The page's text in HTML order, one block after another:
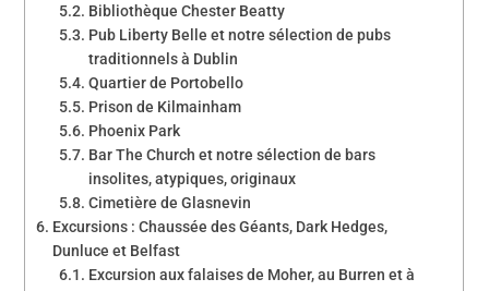
Bibliothèque Chester Beatty
Pub Liberty Belle et notre sélection de pubs
traditionnels à Dublin
Quartier de Portobello
Prison de Kilmainham
Phoenix Park
Bar The Church et notre sélection de bars
insolites, atypiques, originaux
Cimetière de Glasnevin
Excursions : Chaussée des Géants, Dark Hedges,
Dunluce et Belfast
Excursion aux falaises de Moher, au Burren et à